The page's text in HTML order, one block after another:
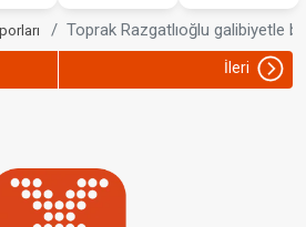
Toprak Razgatlıoğlu galibiyetle
İleri